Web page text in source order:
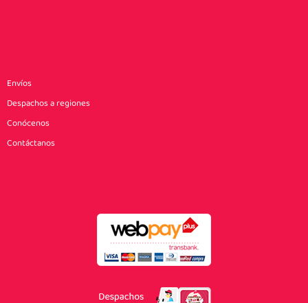
Envíos
Despachos a regiones
Conócenos
Contáctanos